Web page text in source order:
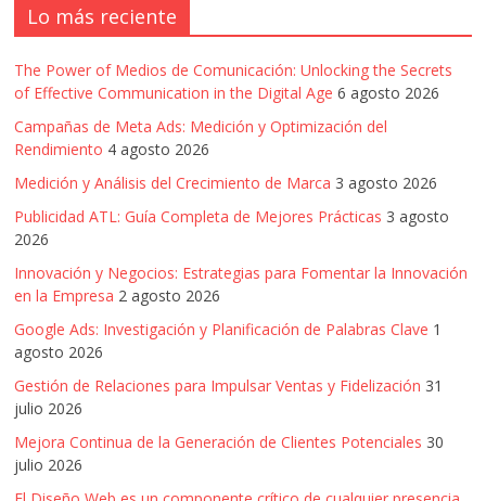
mirada
y
versátil
del
Marketing
en
LATAM
|
social
Mercadeo
Interactivo,
Medios,
Publicidad,
Marketing,
Campañas
Publicitarias,
Lo más reciente
The Power of Medios de Comunicación: Unlocking the Secrets
of Effective Communication in the Digital Age 6 agosto 2026
Campañas de Meta Ads: Medición y Optimización del
Rendimiento 4 agosto 2026
Medición y Análisis del Crecimiento de Marca 3 agosto 2026
Publicidad ATL: Guía Completa de Mejores Prácticas 3 agosto
2026
Innovación y Negocios: Estrategias para Fomentar la Innovación
en la Empresa 2 agosto 2026
Google Ads: Investigación y Planificación de Palabras Clave 1
agosto 2026
Gestión de Relaciones para Impulsar Ventas y Fidelización 31
julio 2026
Mejora Continua de la Generación de Clientes Potenciales 30
julio 2026